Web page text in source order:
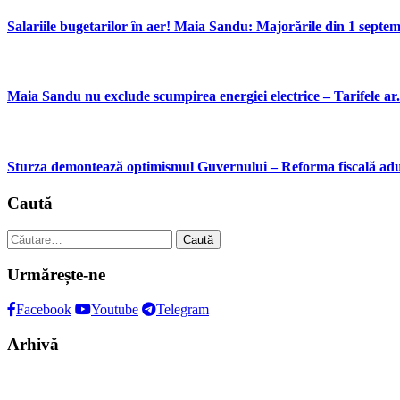
Salariile bugetarilor în aer! Maia Sandu: Majorările din 1
Maia Sandu nu exclude scumpirea energiei electrice – Tarifele
Sturza demontează optimismul Guvernului – Reforma fiscală
Caută
Caută
după:
Urmărește-ne
Facebook Youtube Telegram
Arhivă